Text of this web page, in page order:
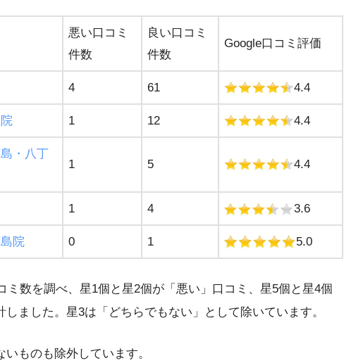
悪い口コミ
件数
良い口コミ
件数
Google口コミ評価
4 61 4.4
1 12 4.4
・八丁
1 5 4.4
1 4 3.6
院 0 1 5.0
ミ数を調べ、星1個と星2個が「悪い」口コミ、星5個と星4個
ました。星3は「どちらでもない」として除いています。
ものも除外しています。